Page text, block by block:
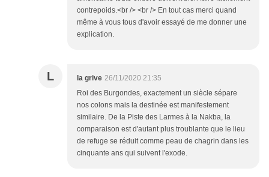
contrepoids.<br /> <br /> En tout cas merci quand
même à vous tous d'avoir essayé de me donner une
explication.
L la grive 26/11/2020 21:35
Roi des Burgondes, exactement un siècle sépare
nos colons mais la destinée est manifestement
similaire. De la Piste des Larmes à la Nakba, la
comparaison est d'autant plus troublante que le lieu
de refuge se réduit comme peau de chagrin dans les
cinquante ans qui suivent l'exode.